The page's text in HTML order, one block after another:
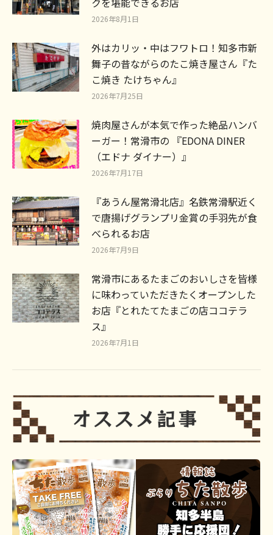
2026年8月1日
外はカリッ・中はフワトロ！知多市新
舞子の昔ながらのたこ焼き屋さん『た
こ焼き たけちゃん』
2026年7月25日
焼肉屋さんが本気で作った絶品ハンバ
ーガー！常滑市の 『EDONA DINER
（エドナ ダイナー）』
2026年7月17日
『あうん屋常滑北店』名鉄常滑駅近く
で唐揚げグランプリ金賞の手羽先が食
べられるお店
2026年7月9日
常滑市にあるたまごのおいしさを皆様
に味わっていただきたくオープンした
お店『とれたてたまごの店ココテラ
ス』
2026年7月1日